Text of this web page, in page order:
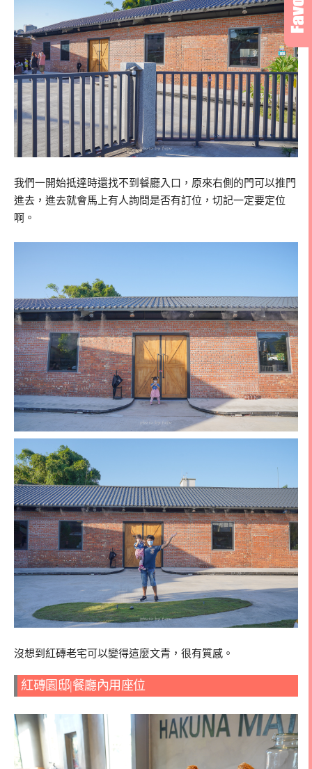
我們一開始抵達時還找不到餐廳入口，原來右側的門可以推門
進去，進去就會馬上有人詢問是否有訂位，切記一定要定位
啊。
沒想到紅磚老宅可以變得這麼文青，很有質感。
紅磚園邸|餐廳內用座位